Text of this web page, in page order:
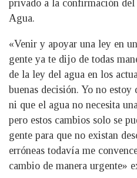
privado a la confirmación
Agua.
«Venir y apoyar una ley en
gente ya te dijo de todas
de la ley del agua en los
buenas decisión. Yo no
ni que el agua no necesita
pero estos cambios solo se
gente para que no existan
erróneas todavía me
cambio de manera urgente»